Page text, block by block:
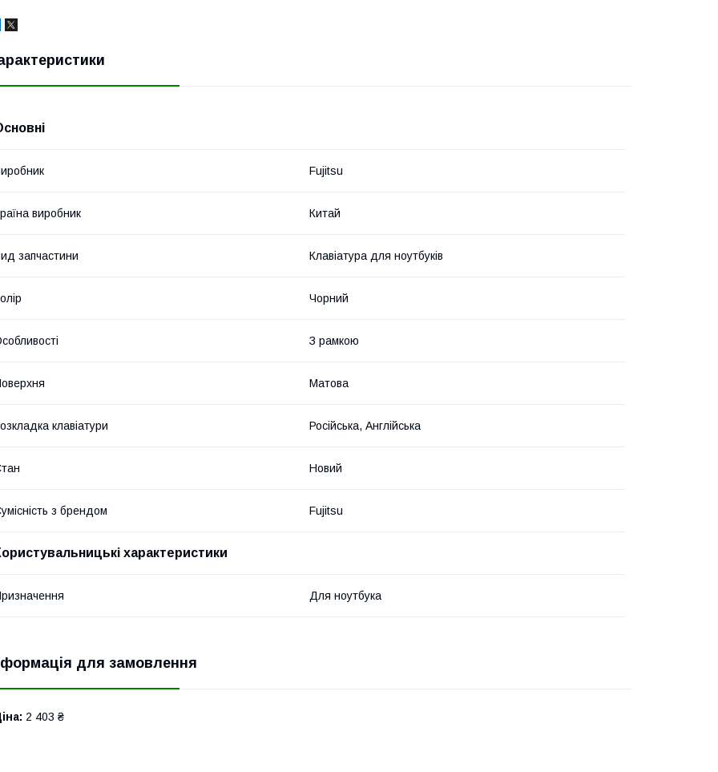
Fujitsu
виробник Китай
запчастини Клавіатура для ноутбуків
Чорний
З рамкою
Матова
клавіатури Російська, Англійська
Новий
з брендом Fujitsu
характеристики
Для ноутбука
для замовлення
2 403 ₴